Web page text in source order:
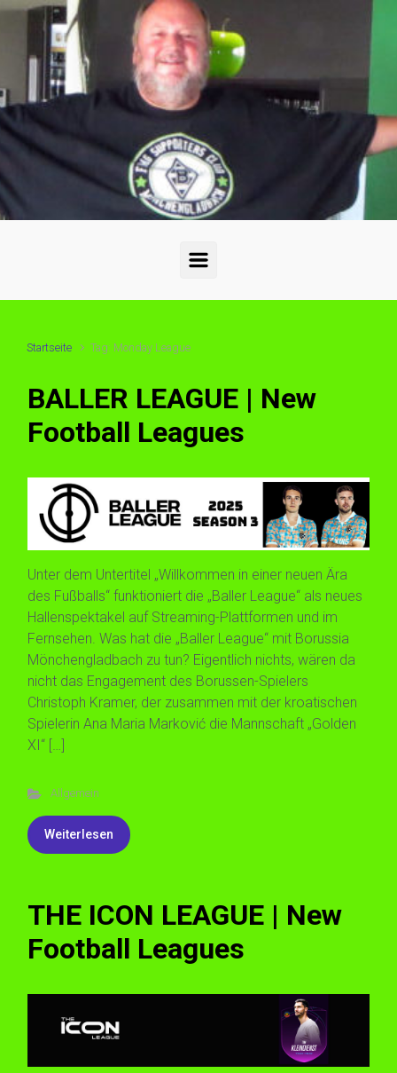
Zum Hauptinhalt springen
Startseite Tag: Monday League
BALLER LEAGUE | New
Football Leagues
Unter dem Untertitel „Willkommen in einer neuen Ära
des Fußballs“ funktioniert die „Baller League“ als neues
Hallenspektakel auf Streaming-Plattformen und im
Fernsehen. Was hat die „Baller League“ mit Borussia
Mönchengladbach zu tun? Eigentlich nichts, wären da
nicht das Engagement des Borussen-Spielers
Christoph Kramer, der zusammen mit der kroatischen
Spielerin Ana Maria Marković die Mannschaft „Golden
XI“ […]
Allgemein
Weiterlesen
THE ICON LEAGUE | New
Football Leagues